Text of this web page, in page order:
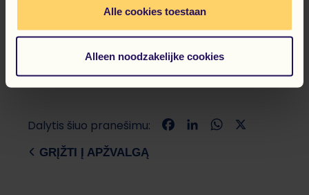
Alle cookies toestaan
Alleen noodzakelijke cookies
Dalytis šiuo pranešimu: FacebookLinkedInWhatsApp
GRĮŽTI Į APŽVALGĄ